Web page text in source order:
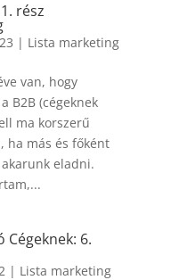
rész
| Lista marketing
van, hogy
B2B (cégeknek
ma korszerű
ha más és főként
eladni.
Cégeknek: 6.
| Lista marketing